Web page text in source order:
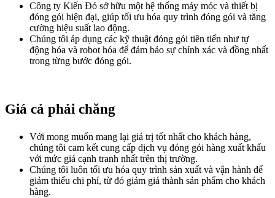
Công ty Kiến Đỏ sở hữu một hệ thống máy móc và thiết bị
đóng gói hiện đại, giúp tối ưu hóa quy trình đóng gói và tăng
cường hiệu suất lao động.
Chúng tôi áp dụng các kỹ thuật đóng gói tiên tiến như tự
động hóa và robot hóa để đảm bảo sự chính xác và đồng nhất
trong từng bước đóng gói.
Giá cả phải chăng
Với mong muốn mang lại giá trị tốt nhất cho khách hàng,
chúng tôi cam kết cung cấp dịch vụ đóng gói hàng xuất khẩu
với mức giá cạnh tranh nhất trên thị trường.
Chúng tôi luôn tối ưu hóa quy trình sản xuất và vận hành để
giảm thiểu chi phí, từ đó giảm giá thành sản phẩm cho khách
hàng.